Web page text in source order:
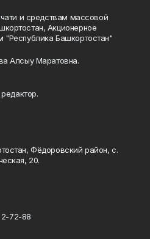
и средствам массовой
Акционерное
"Республика Башкортостан"
Алсыу Маратовна.
Фёдоровский район, с.
20.
2-72-88